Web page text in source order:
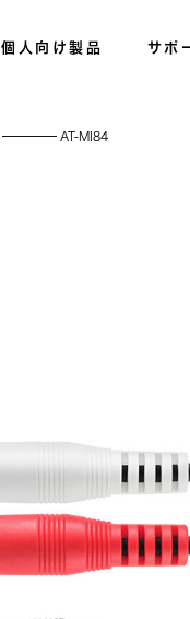
個人向け製品 サポ
AT-MI84